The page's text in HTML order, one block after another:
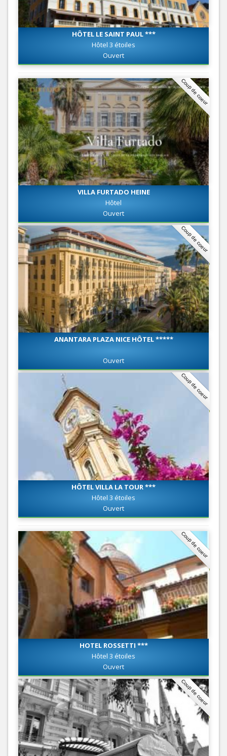
HÔTEL LE SAINT PAUL ***
Hôtel 3 étoiles
Ouvert
Coup de coeur
VILLA FURTADO HEINE
Hôtel
Ouvert
Coup de coeur
ANANTARA PLAZA NICE HÔTEL *****
Ouvert
Coup de coeur
HÔTEL VILLA LA TOUR ***
Hôtel 3 étoiles
Ouvert
Coup de coeur
HOTEL ROSSETTI ***
Hôtel 3 étoiles
Ouvert
Coup de coeur